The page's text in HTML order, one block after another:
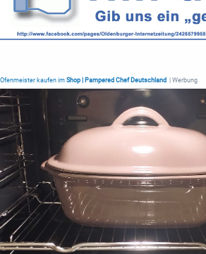
Ofenmeister kaufen im Shop | Pampered Chef Deutschland | Werbung